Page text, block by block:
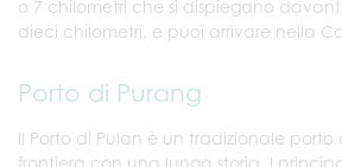
o 7 chilometri che si dispiegano
dieci chilometri, e puoi arrivare nella
Porto di Purang
Il Porto di Pulan è un tradizionale
frontiera con una lunga storia. I